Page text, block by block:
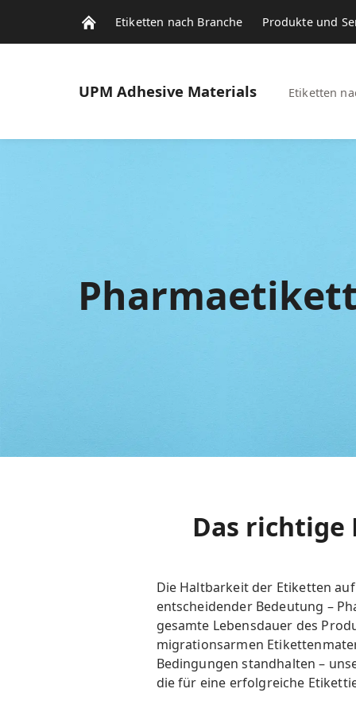
Etiketten nach Branche Produkte und
UPM Adhesive Materials Etiketten
Das
Die Haltbarkeit der Etiketten
entscheidender Bedeutung –
gesamte Lebensdauer des
migrationsarmen
Bedingungen standhalten –
die für eine erfolgreiche